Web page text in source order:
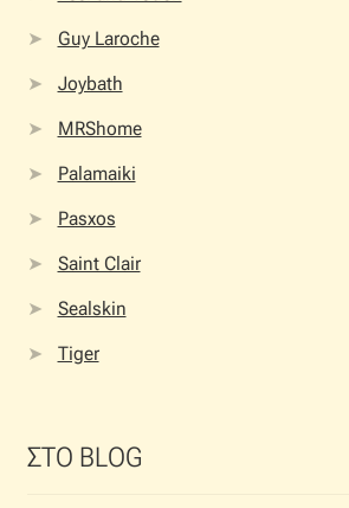
Guy Laroche
Joybath
MRShome
Palamaiki
Pasxos
Saint Clair
Sealskin
Tiger
ΣΤΟ BLOG